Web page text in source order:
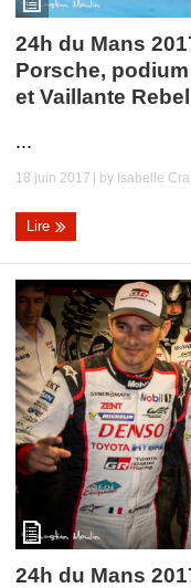
24h du Mans
Porsche,
et Vaillante
...
18 juin 2017 | by Isabelle
Lire
24h du Mans
Essai –